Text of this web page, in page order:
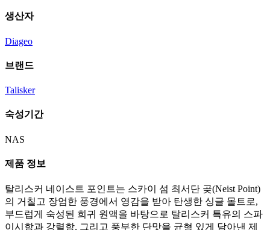
생산자
Diageo
브랜드
Talisker
숙성기간
NAS
제품 정보
탈리스커 네이스트 포인트는 스카이 섬 최서단 곶(Neist Point)
의 거칠고 장엄한 풍경에서 영감을 받아 탄생한 싱글 몰트로,
부드럽게 숙성된 희귀 원액을 바탕으로 탈리스커 특유의 스파
이시함과 강렬함, 그리고 풍부한 단맛을 균형 있게 담아낸 제